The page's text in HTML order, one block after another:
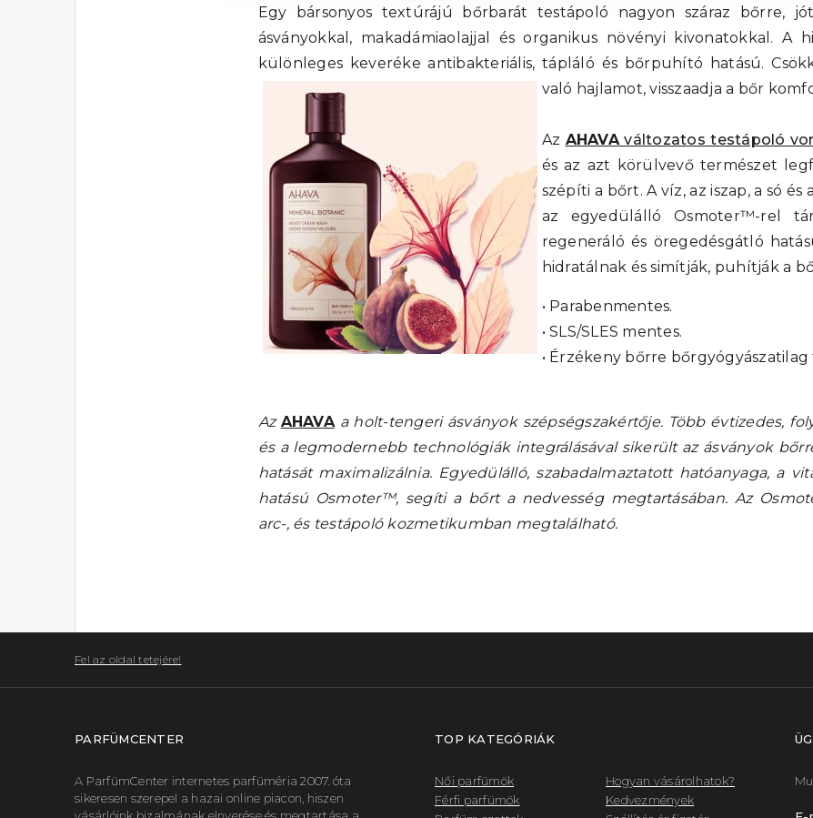
Egy bársonyos textúrájú bőrbarát testápoló nagyon száraz bőrre,
ásványokkal, makadámiaolajjal és organikus növényi kivonatokkal. A
különleges keveréke antibakteriális, tápláló és bőrpuhító hatású.
való hajlamot, visszaadja a bőr
Az AHAVAváltozatos testápoló
és az azt körülvevő természet
szépíti a bőrt. A víz, az iszap, a só
az egyedülálló Osmoter™-rel
regeneráló és öregedésgátló
hidratálnak és simítják, puhítják a
• Parabenmentes.
• SLS/SLES mentes.
• Érzékeny bőrre
Az AHAVAa holt-tengeri ásványok szépségszakértője. Több évtizedes,
és a legmodernebb technológiák integrálásával sikerült az ásványok
hatását maximalizálnia. Egyedülálló, szabadalmaztatott hatóanyaga, a
hatású Osmoter™, segíti a bőrt a nedvesség megtartásában. Az
arc-, és testápoló kozmetikumban megtalálható.
Fel az oldal tetejére!
PARFÜMCENTER
A ParfümCenter internetes parfüméria 2007. óta
sikeresen szerepel a hazai online piacon, hiszen
TOP KATEGÓRIÁK
Női parfümök
Férfi parfümök
Hogyan vásárolhatok?
Kedvezmények